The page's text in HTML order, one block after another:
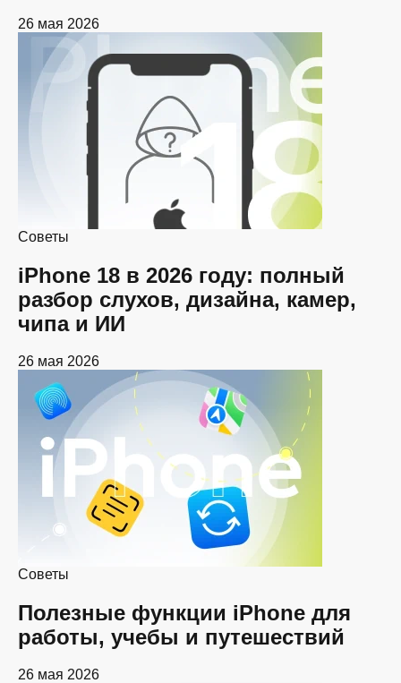
26 мая 2026
Советы
iPhone 18 в 2026 году: полный
разбор слухов, дизайна, камер,
чипа и ИИ
26 мая 2026
Советы
Полезные функции iPhone для
работы, учебы и путешествий
26 мая 2026